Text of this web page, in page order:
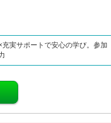
実サポートで安心の学び。参加